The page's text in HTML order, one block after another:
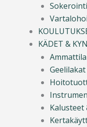
Sokerointi
KÄDET &